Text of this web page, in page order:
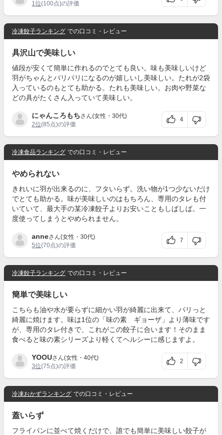
1位(100点)の評価
冷凍餃子ランキング での口コミ・レビュー
具沢山で美味しい
値段が安くて簡単に作れるのでとても良い。味も美味しいけど
羽がちゃんとパリパリになるのが嬉しいし美味しい。たれが2袋
入っているのもとても助かる。たれも美味しい。お肉や野菜な
どの具がたくさん入っていて美味しい。
にゃんころもちさん(女性・30代)
2位(85点)の評価
4
冷凍食品ランキング での口コミ・レビュー
やめられない
きれいに羽が出来るのに、フタいらず。洗い物が1つ少ないだけ
でとても助かる。味が美味しいのはもちろん、専用のタレも付
いていて、最大手の某冷凍餃子よりお安いこともしばしば。一
度使ってしまうとやめられません。
anneさん(女性・30代)
5位(70点)の評価
7
冷凍餃子ランキング での口コミ・レビュー
簡単で美味しい
こちらも油や水が要らずに細かい羽が綺麗に出来て、パリっと
綺麗に焼けます。味は1位の「味の素 ギョーザ」より薄味です
が、専用のタレ付きで、これがこの餃子に合います！そのまま
食べると味の素シリーズより軽くてヘルシーに感じますよ。
YOOUさん(女性・40代)
3位(75点)の評価
2
冷凍おかずランキング での口コミ・レビュー
蓋いらず
フライパンに並べて焼くだけで、誰でも簡単に美味しい餃子が